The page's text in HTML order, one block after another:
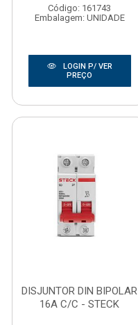
Código: 161743
Embalagem: UNIDADE
LOGIN P/ VER
PREÇO
DISJUNTOR DIN BIPOLAR
16A C/C - STECK